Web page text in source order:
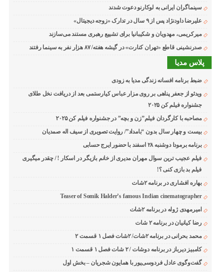
سینماگران ایرانی به لوکارنو دعوت شدند
علیرضا داودنژاد پس از ۹ سال در تدارک «زوجه دیجیتال»
میرکریمی، مهدویان و شکیبانیا برای تشییع رهبری مستند می‌سازند
صدرنشینی قاطع «تهران کنارت» در گیشه هفته/ ۸۷ هزار نفر به سینما رفتند
پلاس مدیا
ضبط برنامه افسانه زندگی مدیا به زودی
ویدئو از جعفر پناهی بر روی مزار عباس کیارستمی بعد از دریافت نخل طلای
جشنواره فیلم کن ۲۰۲۵
مصاحبه با کارگردان فیلم”زن و بچه” در جشنواره فیلم کن ۲۰۲۵
بیست و چهار سال بدون “بامداد”/ روایت تصویری از سیف اله صمدیان
برنامه برمودا دوشنبه ۲۸ اسفند با حضور ایرج حسابی
فیلم عجیب ترین سوال مهران مدیری از خانم بازیگر در اسکار ! / چقدر میگیری
فیلم بد بازی کنی ؟!
بهاره افشاری در برنامه ۲شات
Teaser of Somik Halder’s famous Indian cinematographer
امیرمهدی ژوله در برنامه ۲شات
رضا کیانیان در برنامه ۲ شات
محمد بحرانی در برنامه ۲شات/ ۲شات فصل ۱ قسمت ۲
کامبیز دیرباز در برنامه دوشات / ۲ شات فصل ۱ قسمت ۱
گفت‌وگوی عادل فردوسی‌پور با همایون شجریان – بخش اول